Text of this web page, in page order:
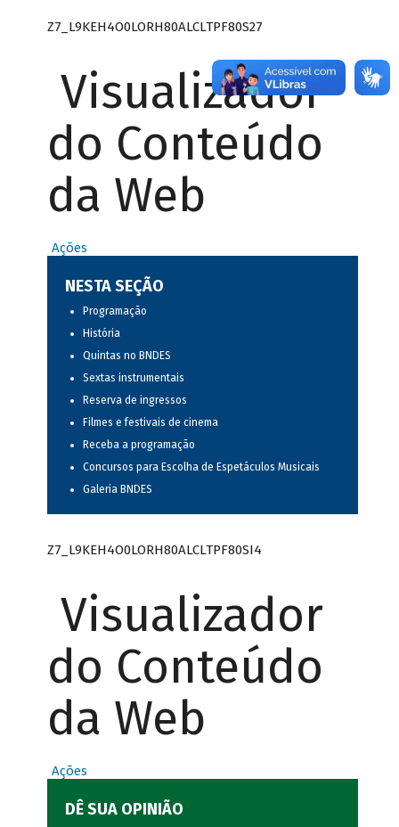
Z7_L9KEH4O0LORH80ALCLTPF80S27
Visualizador
do Conteúdo
da Web
Ações
NESTA SEÇÃO
Programação
História
Quintas no BNDES
Sextas instrumentais
Reserva de ingressos
Filmes e festivais de cinema
Receba a programação
Concursos para Escolha de Espetáculos Musicais
Galeria BNDES
Z7_L9KEH4O0LORH80ALCLTPF80SI4
Visualizador
do Conteúdo
da Web
Ações
DÊ SUA OPINIÃO